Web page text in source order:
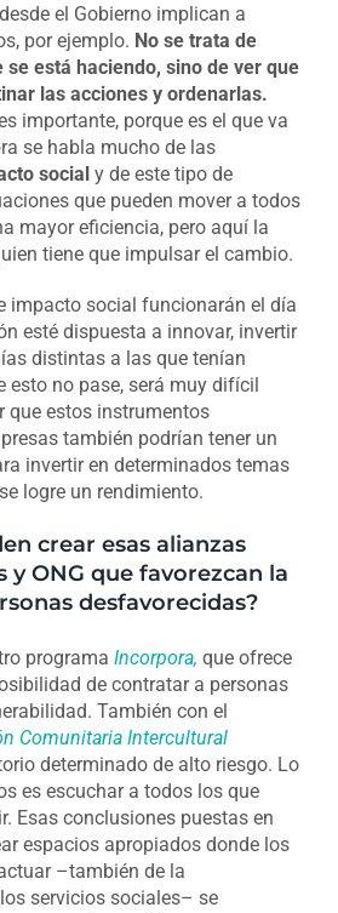
el Gobierno implican a
por ejemplo. No se trata de
se está haciendo, sino de ver que
las acciones y ordenarlas.
importante, porque es el que va
se habla mucho de las
socialy de este tipo de
que pueden mover a todos
mayor eficiencia, pero aquí la
tiene que impulsar el cambio.
impacto social funcionarán el día
esté dispuesta a innovar, invertir
distintas a las que tenían
esto no pase, será muy difícil
que estos instrumentos
también podrían tener un
invertir en determinados temas
logre un rendimiento.
crear esas alianzas
y ONG que favorezcan la
desfavorecidas?
programa Incorpora, que ofrece
de contratar a personas
También con el
Comunitaria Intercultural
determinado de alto riesgo. Lo
es escuchar a todos los que
Esas conclusiones puestas en
espacios apropiados donde los
–también de la
servicios sociales– se